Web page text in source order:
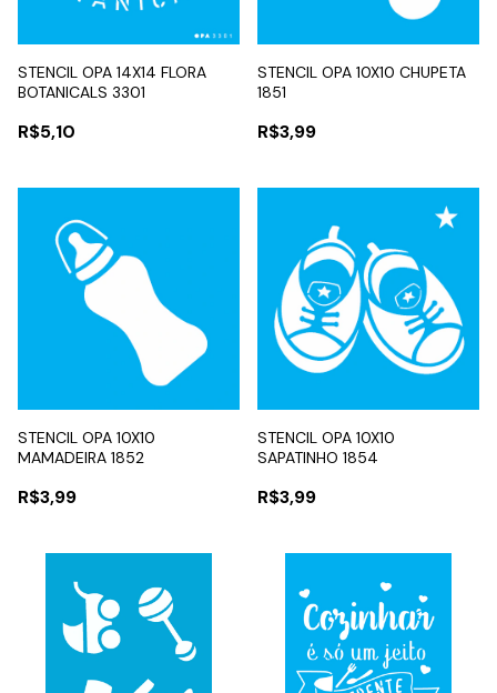
STENCIL OPA 14X14 FLORA
BOTANICALS 3301
R$5,10
STENCIL OPA 10X10 CHUPETA
1851
R$3,99
STENCIL OPA 10X10
MAMADEIRA 1852
R$3,99
STENCIL OPA 10X10
SAPATINHO 1854
R$3,99